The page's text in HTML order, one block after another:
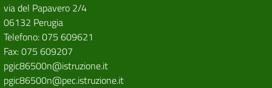
via del Papavero 2/4
06132 Perugia
Telefono: 075 609621
Fax: 075 609207
pgic86500n@istruzione.it
pgic86500n@pec.istruzione.it